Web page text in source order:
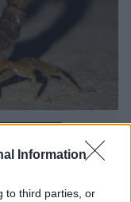
Information
to third parties, or